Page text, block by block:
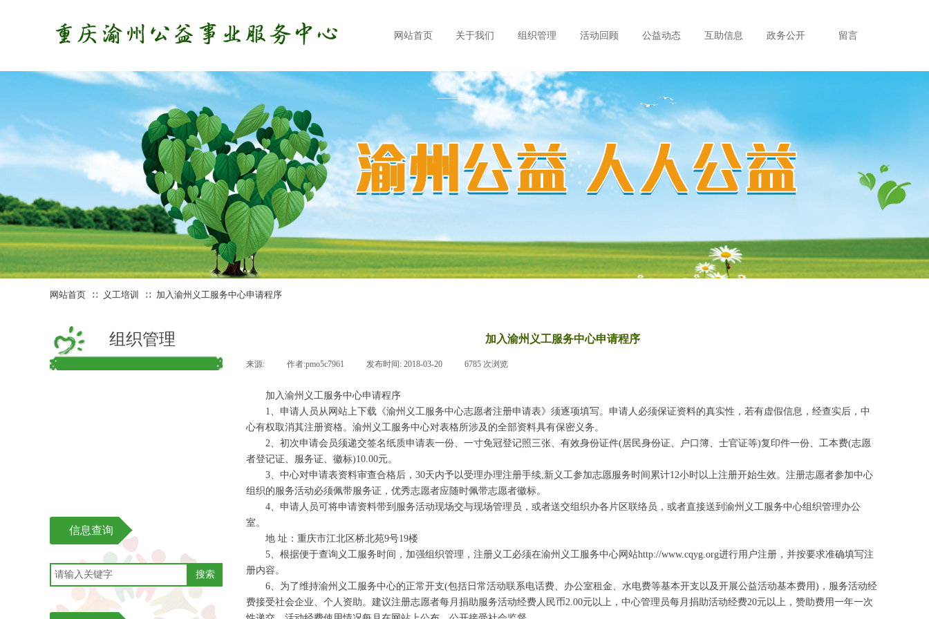
网站首页 关于我们 组织管理 活动回顾 公益动态 互助信息 政务公开 留言
网站首页 ∷ 义工培训 ∷ 加入渝州义工服务中心申请程序
加入渝州义工服务中心申请程序
来源: 作者:pmo5c7961 发布时间: 2018-03-20 6785 次浏览
加入渝州义工服务中心申请程序
1、申请人员从网站上下载《渝州义工服务中心志愿者注册申请表》须逐项填写。申请人必须保证资料的真实性，若有虚假信息，经查实后，中
心有权取消其注册资格。渝州义工服务中心对表格所涉及的全部资料具有保密义务。
2、初次申请会员须递交签名纸质申请表一份、一寸免冠登记照三张、有效身份证件(居民身份证、户口簿、士官证等)复印件一份、工本费(志愿
者登记证、服务证、徽标)10.00元。
3、中心对申请表资料审查合格后，30天内予以受理办理注册手续,新义工参加志愿服务时间累计12小时以上注册开始生效。注册志愿者参加中心
组织的服务活动必须佩带服务证，优秀志愿者应随时佩带志愿者徽标。
4、申请人员可将申请资料带到服务活动现场交与现场管理员，或者送交组织办各片区联络员，或者直接送到渝州义工服务中心组织管理办公
室。
地 址：重庆市江北区桥北苑9号19楼
5、根据便于查询义工服务时间，加强组织管理，注册义工必须在渝州义工服务中心网站http://www.cqyg.org进行用户注册，并按要求准确填写注
册内容。
6、为了维持渝州义工服务中心的正常开支(包括日常活动联系电话费、办公室租金、水电费等基本开支以及开展公益活动基本费用)，服务活动经
费接受社会企业、个人资助。建议注册志愿者每月捐助服务活动经费人民币2.00元以上，中心管理员每月捐助活动经费20元以上，赞助费用一年一次
组织管理
信息查询
搜索